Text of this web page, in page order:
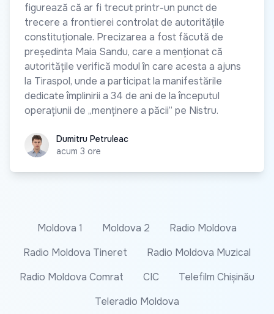
figurează că ar fi trecut printr-un punct de
trecere a frontierei controlat de autoritățile
constituționale. Precizarea a fost făcută de
președinta Maia Sandu, care a menționat că
autoritățile verifică modul în care acesta a ajuns
la Tiraspol, unde a participat la manifestările
dedicate împlinirii a 34 de ani de la începutul
operațiunii de „menținere a păcii” pe Nistru.
Dumitru Petruleac
Dumitru Petruleac
acum 3 ore
Moldova 1 Moldova 2
Radio Moldova
Radio Moldova Tineret
Radio Moldova Muzical
Radio Moldova Comrat
CIC
Telefilm Chișinău
Teleradio Moldova